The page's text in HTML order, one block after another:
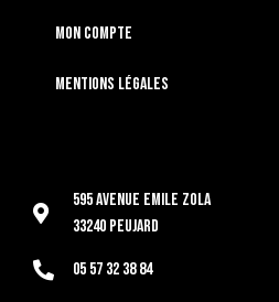
Mon compte
Mentions légales
595 Avenue Emile Zola
33240 Peujard
05 57 32 38 84